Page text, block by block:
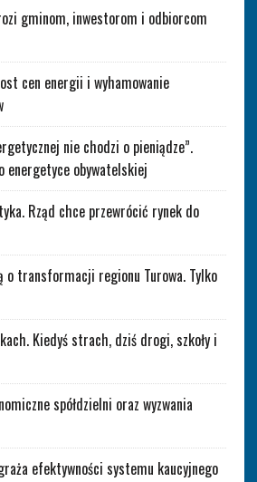
gminom, inwestorom i odbiorcom
cen energii i wyhamowanie
nie chodzi o pieniądze”.
energetyce obywatelskiej
Rząd chce przewrócić rynek do
o transformacji regionu Turowa. Tylko
Kiedyś strach, dziś drogi, szkoły i
spółdzielni oraz wyzwania
efektywności systemu kaucyjnego